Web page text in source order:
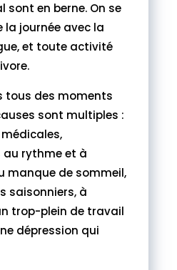
sont en berne. On se
la journée avec la
et toute activité
tous des moments
sont multiples :
au rythme et à
manque de sommeil,
saisonniers, à
trop-plein de travail
dépression qui